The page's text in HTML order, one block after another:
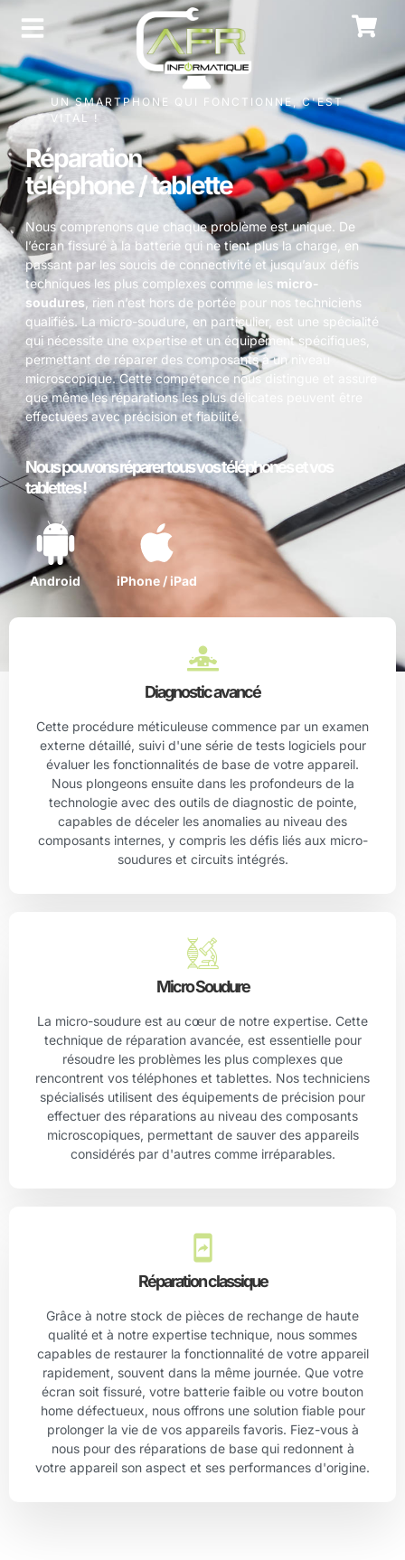
UN SMARTPHONE QUI FONCTIONNE, C'EST
VITAL !
Réparation
téléphone / tablette
Nous comprenons que chaque problème est unique. De
l’écran fissuré à la batterie qui ne tient plus la charge, en
passant par les soucis de connectivité et jusqu’aux défis
techniques les plus complexes comme les micro-
soudures , rien n’est hors de portée pour nos techniciens
qualifiés. La micro-soudure, en particulier, est une spécialité
qui nécessite une expertise et un équipement spécifiques,
permettant de réparer des composants à un niveau
microscopique. Cette compétence nous distingue et assure
que même les réparations les plus délicates peuvent être
effectuées avec précision et fiabilité.
Nous pouvons réparer tous vos téléphones et vos
tablettes !
Android iPhone / iPad
Diagnostic avancé
Cette procédure méticuleuse commence par un examen
externe détaillé, suivi d'une série de tests logiciels pour
évaluer les fonctionnalités de base de votre appareil.
Nous plongeons ensuite dans les profondeurs de la
technologie avec des outils de diagnostic de pointe,
capables de déceler les anomalies au niveau des
composants internes, y compris les défis liés aux micro-
soudures et circuits intégrés.
Micro Soudure
La micro-soudure est au cœur de notre expertise. Cette
technique de réparation avancée, est essentielle pour
résoudre les problèmes les plus complexes que
rencontrent vos téléphones et tablettes. Nos techniciens
spécialisés utilisent des équipements de précision pour
effectuer des réparations au niveau des composants
microscopiques, permettant de sauver des appareils
considérés par d'autres comme irréparables.
Réparation classique
Grâce à notre stock de pièces de rechange de haute
qualité et à notre expertise technique, nous sommes
capables de restaurer la fonctionnalité de votre appareil
rapidement, souvent dans la même journée. Que votre
écran soit fissuré, votre batterie faible ou votre bouton
home défectueux, nous offrons une solution fiable pour
prolonger la vie de vos appareils favoris. Fiez-vous à
nous pour des réparations de base qui redonnent à
votre appareil son aspect et ses performances d'origine.